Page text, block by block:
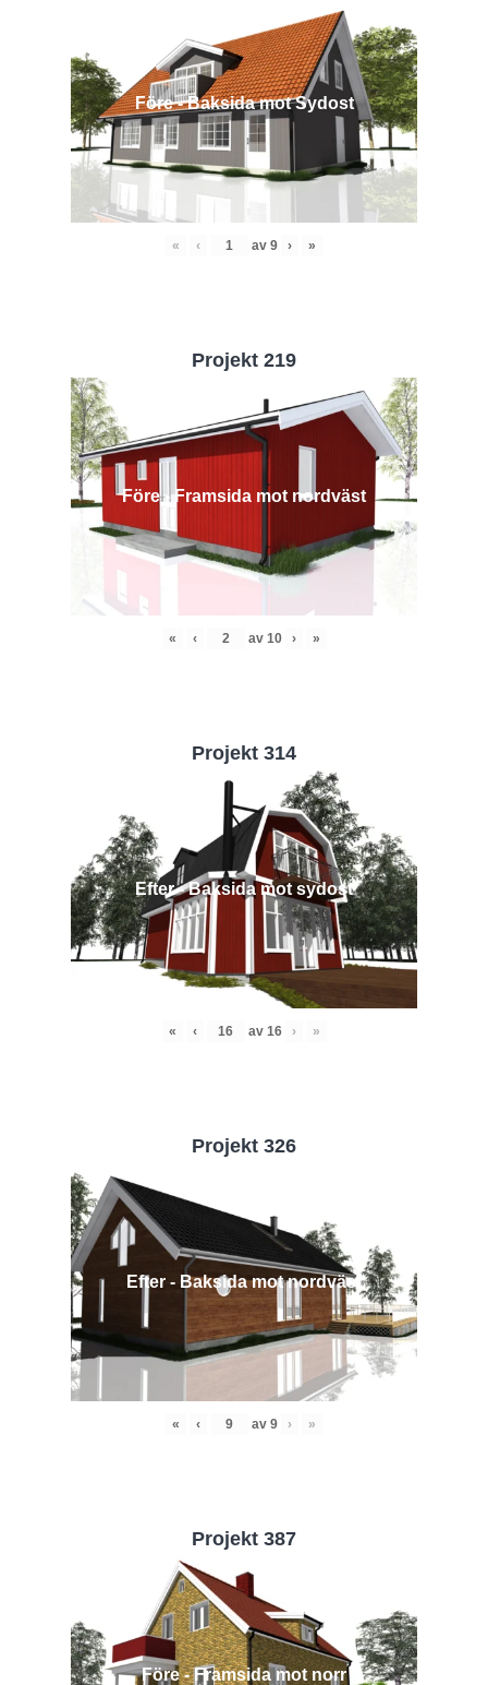
Före - Baksida mot Sydost
« ‹ av 9 › »
Projekt 219
Före - Framsida mot nordväst
« ‹ av 10 › »
Projekt 314
Efter - Baksida mot sydost
« ‹ av 16 › »
Projekt 326
Efter - Baksida mot nordväst
« ‹ av 9 › »
Projekt 387
Före - Framsida mot norr